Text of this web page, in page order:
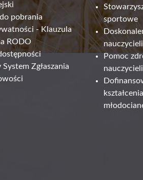
pobrania
- Klauzula
RODO
Zgłaszania
sportowe
nauczycieli
Pomoc
nauczycieli